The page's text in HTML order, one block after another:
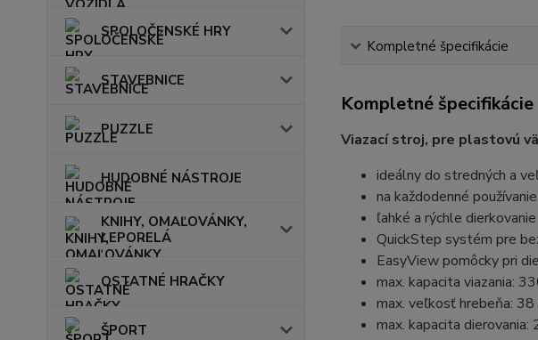
SPOLOČENSKÉ HRY
STAVEBNICE
PUZZLE
HUDOBNÉ NÁSTROJE
KNIHY, OMAĽOVÁNKY,
LEPORELÁ
OSTATNÉ HRAČKY
ŠPORT
Kompletné špecifikácie
Kompletné špecifikácie
Viazací stroj, pre plastovú
ideálny do stredných a
na každodenné používanie
ľahké a rýchle dierkovanie
QuickStep systém pre
EasyView pomôcky pri
max. kapacita viazania:
max. veľkosť hrebeňa: 38
max. kapacita